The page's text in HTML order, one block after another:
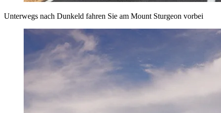
Unterwegs nach Dunkeld fahren Sie am Mount Sturgeon vorbei